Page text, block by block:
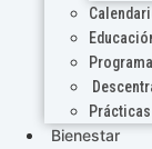
Bienestar